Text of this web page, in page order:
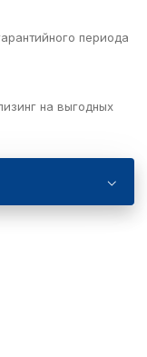
периода
на выгодных